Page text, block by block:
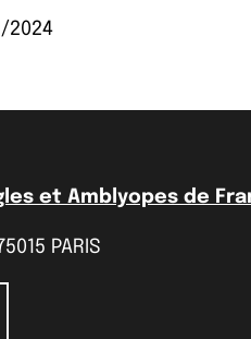
2024
et Amblyopes de
PARIS